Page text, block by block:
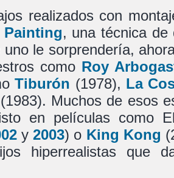
realizados con
Painting, una técnica de
uno le sorprendería,
como Roy
Tiburón (1978), La
(1983). Muchos de esos
en películas como
y2003) o King Kong
hiperrealistas que